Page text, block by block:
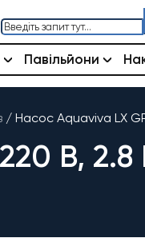
Павільйони
/ Насос Aquaviva LX
В,